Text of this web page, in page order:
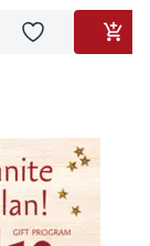
KORPU
Dodaj u